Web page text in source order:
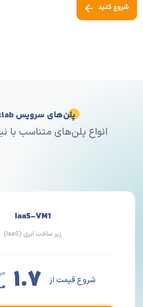
شروع کنید
پلن‌های سرویس Gitlab
انواع پلن‌های متناسب با
IaaS-VM1
زیر ساخت ابری (IaaS)
شروع قیمت از ۱.۷